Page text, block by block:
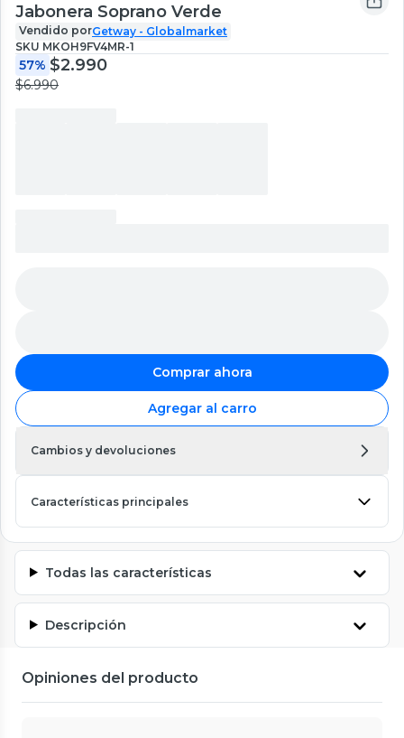
Jabonera Soprano Verde
Vendido porGetway - Globalmarket
SKU MKOH9FV4MR-1
57% $2.990
$6.990
Comprar ahora
Agregar al carro
Cambios y devoluciones
Características principales
Todas las características
Descripción
Opiniones del producto